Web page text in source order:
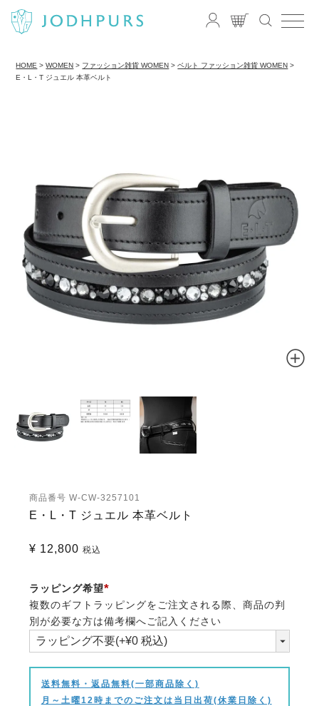
HOME WOMEN ファッション雑貨 WOMEN
ベルト ファッション雑貨 WOMEN
E・L・T ジュエル 本革ベルト
商品番号 W-CW-3257101
E・L・T ジュエル 本革ベルト
¥ 12,800 税込
ラッピング希望
(必
須)
複数のギフトラッピングをご注文される際、商品の判
別が必要な方は備考欄へご記入ください
送料無料・返品無料(一部商品除く)
月～土曜12時までのご注文は当日出荷(休業日除く)